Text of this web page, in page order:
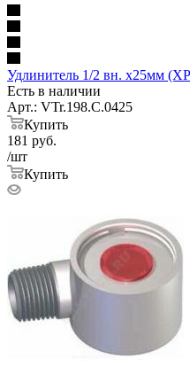
Удлинитель 1/2 вн. х25мм
Есть в наличии
Арт.: VTr.198.C.0425
Купить
181 руб.
/шт
Купить